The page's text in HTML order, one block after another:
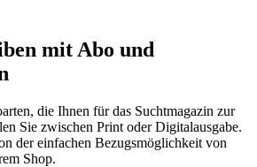
mit Abo und
die Ihnen für das Suchtmagazin zur
Sie zwischen Print oder Digitalausgabe.
der einfachen Bezugsmöglichkeit von
Shop.